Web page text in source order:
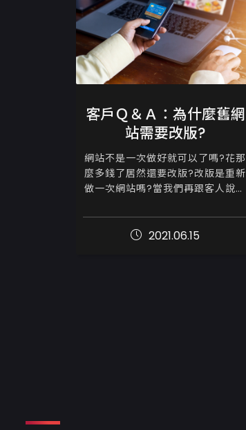
客戶Ｑ＆Ａ：為什麼舊網
站需要改版?
網站不是一次做好就可以了嗎?花那
麼多錢了居然還要改版?改版是重新
做一次網站嗎?當我們再跟客人說明
或許有人從來沒有想過這個問題，
2021.06.15